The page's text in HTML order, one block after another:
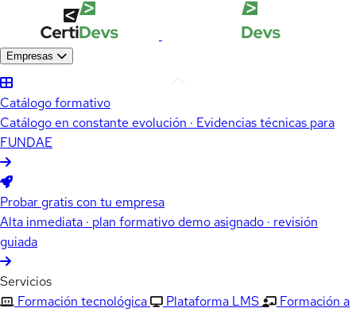
Empresas
Catálogo formativo
Catálogo en constante evolución · Evidencias técnicas para
FUNDAE
Probar gratis con tu empresa
Alta inmediata · plan formativo demo asignado · revisión
guiada
Servicios
Formación tecnológica
Plataforma LMS
Formación a